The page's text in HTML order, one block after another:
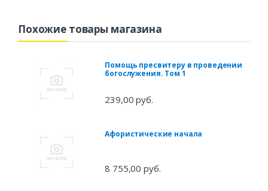
Похожие товары магазина
Помощь пресвитеру в проведении
богослужения. Том 1
239,00 руб.
Афористические начала
8 755,00 руб.